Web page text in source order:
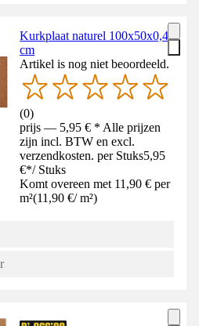
Kurkplaat naturel 100x50x0,4
cm
Artikel is nog niet beoordeeld.
(0)
prijs — 5,95 € * Alle prijzen
zijn incl. BTW en excl.
verzendkosten. per Stuks5,95
€*/ Stuks
Komt overeen met 11,90 € per
m²(11,90 €/ m²)